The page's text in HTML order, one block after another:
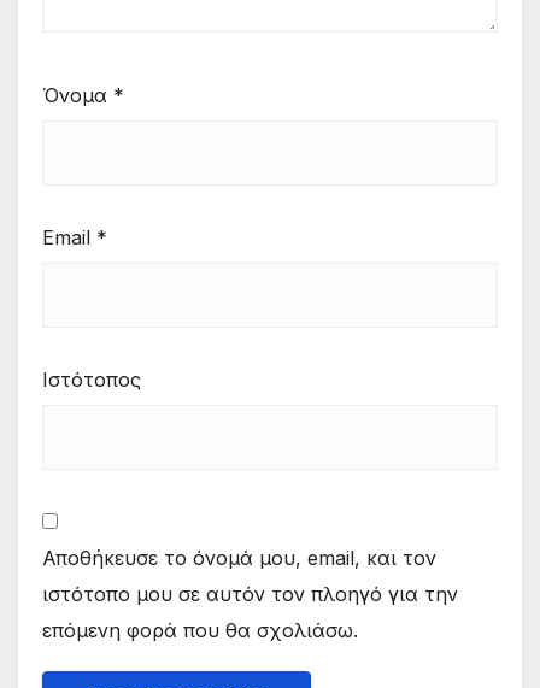
Όνομα *
Email *
Ιστότοπος
Αποθήκευσε το όνομά μου, email, και τον
ιστότοπο μου σε αυτόν τον πλοηγό για την
επόμενη φορά που θα σχολιάσω.